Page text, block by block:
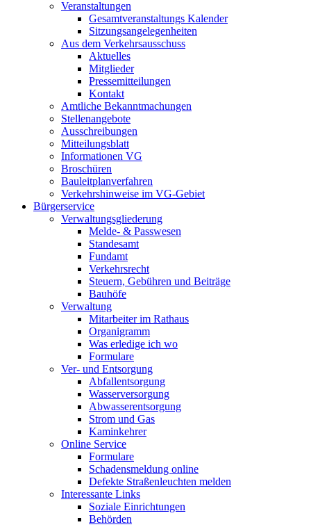
Veranstaltungen
Gesamtveranstaltungs Kalender
Sitzungsangelegenheiten
Aus dem Verkehrsausschuss
Aktuelles
Mitglieder
Pressemitteilungen
Kontakt
Amtliche Bekanntmachungen
Stellenangebote
Ausschreibungen
Mitteilungsblatt
Informationen VG
Broschüren
Bauleitplanverfahren
Verkehrshinweise im VG-Gebiet
Bürgerservice
Verwaltungsgliederung
Melde- & Passwesen
Standesamt
Fundamt
Verkehrsrecht
Steuern, Gebühren und Beiträge
Bauhöfe
Verwaltung
Mitarbeiter im Rathaus
Organigramm
Was erledige ich wo
Formulare
Ver- und Entsorgung
Abfallentsorgung
Wasserversorgung
Abwasserentsorgung
Strom und Gas
Kaminkehrer
Online Service
Formulare
Schadensmeldung online
Defekte Straßenleuchten melden
Interessante Links
Soziale Einrichtungen
Behörden